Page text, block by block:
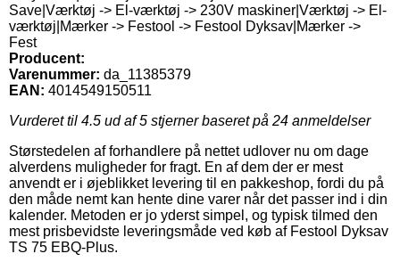
Save|Værktøj -> El-værktøj -> 230V maskiner|Værktøj -> El-
værktøj|Mærker -> Festool -> Festool Dyksav|Mærker ->
Fest
Producent:
Varenummer: da_11385379
EAN: 4014549150511
Vurderet til 4.5 ud af 5 stjerner baseret på 24 anmeldelser
Størstedelen af forhandlere på nettet udlover nu om dage
alverdens muligheder for fragt. En af dem der er mest
anvendt er i øjeblikket levering til en pakkeshop, fordi du på
den måde nemt kan hente dine varer når det passer ind i din
kalender. Metoden er jo yderst simpel, og typisk tilmed den
mest prisbevidste leveringsmåde ved køb af Festool Dyksav
TS 75 EBQ-Plus.